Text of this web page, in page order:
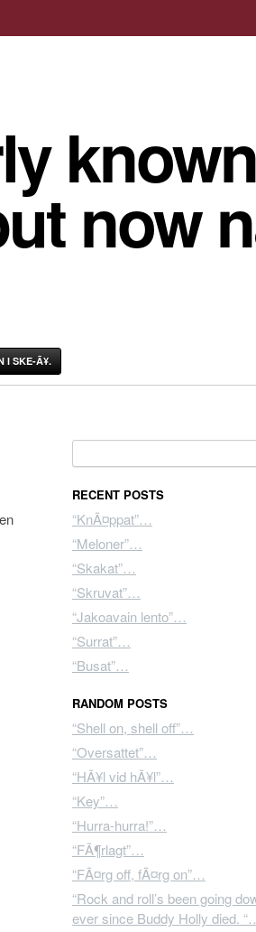
now
I SKE-Ã¥.
RECENT POSTS
“KnÃ¤ppat”…
“Meloner”…
“Skakat”…
“Skruvat”…
“Jakoavain lento”…
“Surrat”…
“Busat”…
RANDOM POSTS
“Shell on, shell off”…
“Oversattet”…
“HÃ¥l vid hÃ¥l”…
“Key”…
“Hurra-hurra!”…
“FÃ¶rlagt”…
“FÃ¤rg off, fÃ¤rg on”…
“Rock and roll’s been going
ever since Buddy Holly died.